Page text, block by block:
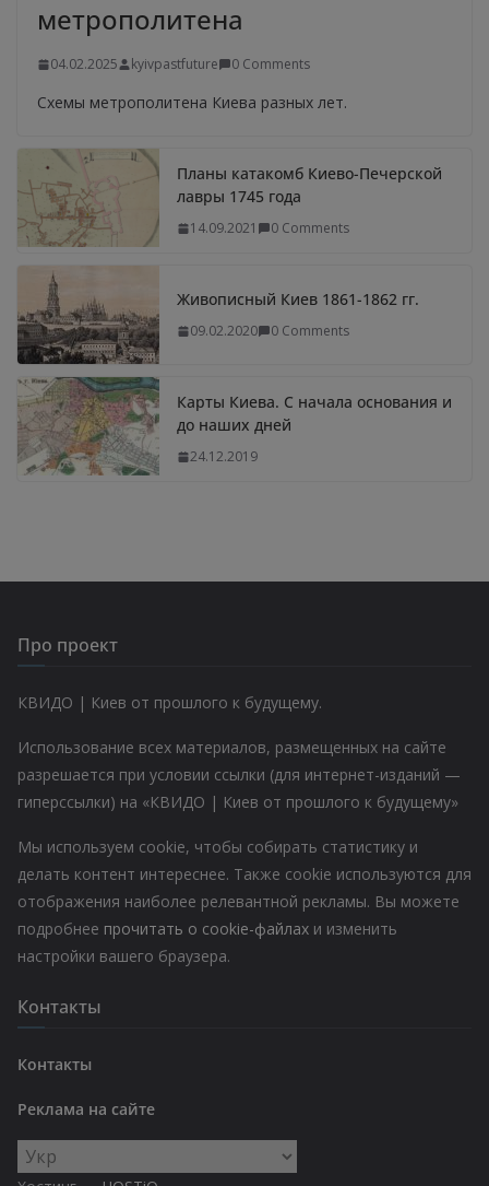
метрополитена
04.02.2025 kyivpastfuture 0 Comments
Схемы метрополитена Киева разных лет.
Планы катакомб Киево-Печерской
лавры 1745 года
14.09.2021 0 Comments
Живописный Киев 1861-1862 гг.
09.02.2020 0 Comments
Карты Киева. С начала основания и
до наших дней
24.12.2019
Про проект
КВИДО | Киев от прошлого к будущему.
Использование всех материалов, размещенных на сайте
разрешается при условии ссылки (для интернет-изданий —
гиперссылки) на «КВИДО | Киев от прошлого к будущему»
Мы используем cookie, чтобы собирать статистику и
делать контент интереснее. Также cookie используются для
отображения наиболее релевантной рекламы. Вы можете
подробнее прочитать о cookie-файлах и изменить
настройки вашего браузера.
Контакты
Контакты
Реклама на сайте
Выбрать
язык